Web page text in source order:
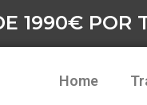
1990€ POR
Home